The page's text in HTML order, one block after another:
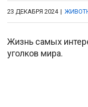
23 ДЕКАБРЯ 2024 |
Жизнь самых
уголков мира.